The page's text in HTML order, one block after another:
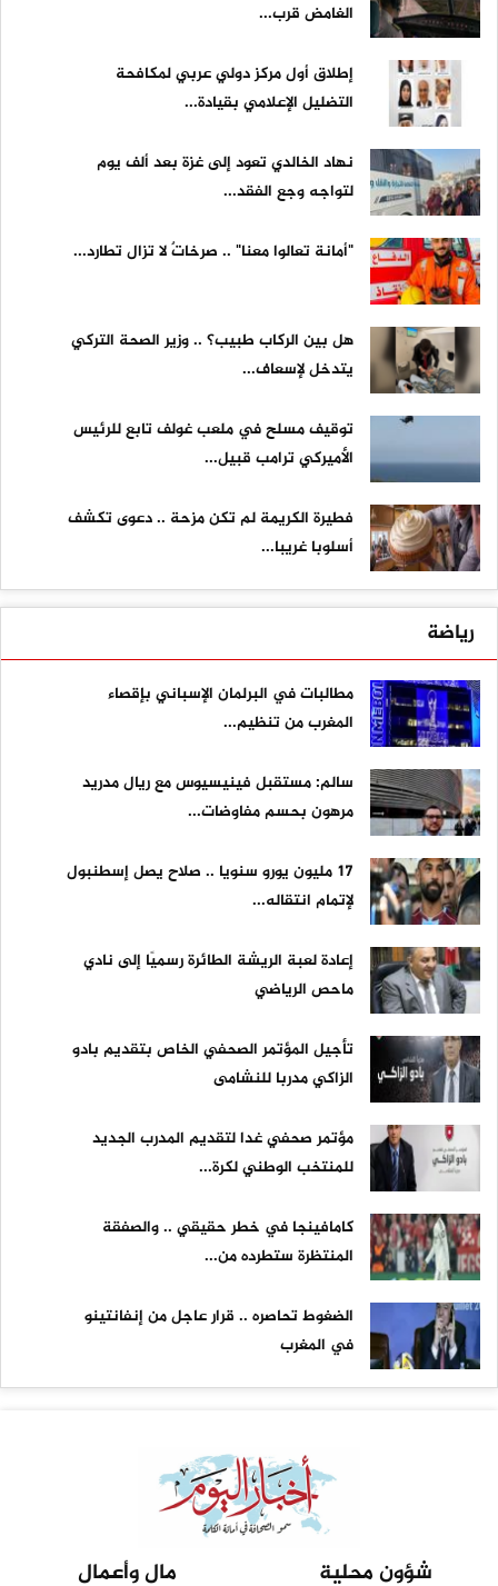
الغامض قرب...
إطلاق أول مركز دولي عربي لمكافحة
التضليل الإعلامي بقيادة...
نهاد الخالدي تعود إلى غزة بعد ألف يوم
لتواجه وجع الفقد...
"أمانة تعالوا معنا" .. صرخاتٌ لا تزال تطارد...
هل بين الركاب طبيب؟ .. وزير الصحة التركي
يتدخل لإسعاف...
توقيف مسلح في ملعب غولف تابع للرئيس
الأميركي ترامب قبيل...
فطيرة الكريمة لم تكن مزحة .. دعوى تكشف
أسلوبا غريبا...
رياضة
مطالبات في البرلمان الإسباني بإقصاء
المغرب من تنظيم...
سالم: مستقبل فينيسيوس مع ريال مدريد
مرهون بحسم مفاوضات...
17 مليون يورو سنويا .. صلاح يصل إسطنبول
لإتمام انتقاله...
إعادة لعبة الريشة الطائرة رسميًا إلى نادي
ماحص الرياضي
تأجيل المؤتمر الصحفي الخاص بتقديم بادو
الزاكي مدربا للنشامى
مؤتمر صحفي غدا لتقديم المدرب الجديد
للمنتخب الوطني لكرة...
كامافينجا في خطر حقيقي .. والصفقة
المنتظرة ستطرده من...
الضغوط تحاصره .. قرار عاجل من إنفانتينو
في المغرب
شؤون محلية مال وأعمال